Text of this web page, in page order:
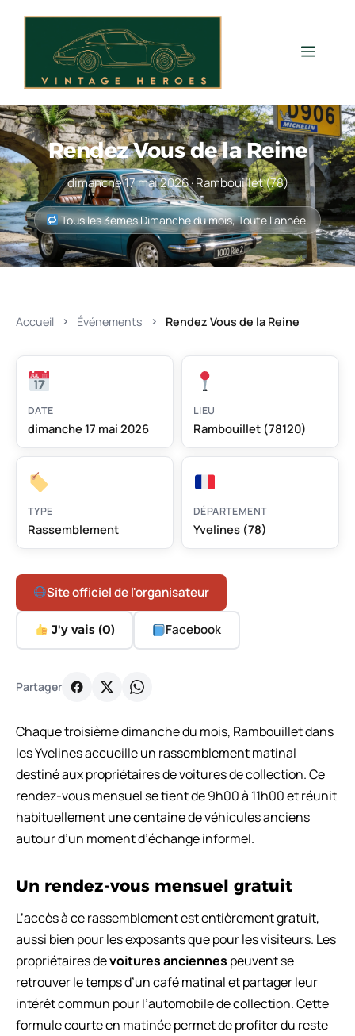
Menu
Rendez Vous de la Reine
dimanche 17 mai 2026 · Rambouillet (78)
Tous les 3èmes Dimanche du mois, Toute l'année.
Accueil Événements Rendez Vous de la Reine
DATE
dimanche 17 mai 2026
LIEU
Rambouillet (78120)
TYPE
Rassemblement
DÉPARTEMENT
Yvelines (78)
Site officiel de l'organisateur
J'y vais (0) Facebook
Partager
Chaque troisième dimanche du mois, Rambouillet dans
les Yvelines accueille un rassemblement matinal
destiné aux propriétaires de voitures de collection. Ce
rendez-vous mensuel se tient de 9h00 à 11h00 et réunit
habituellement une centaine de véhicules anciens
autour d’un moment d’échange informel.
Un rendez-vous mensuel gratuit
L’accès à ce rassemblement est entièrement gratuit,
aussi bien pour les exposants que pour les visiteurs. Les
propriétaires devoitures anciennes peuvent se
retrouver le temps d’un café matinal et partager leur
intérêt commun pour l’automobile de collection. Cette
formule courte en matinée permet de profiter du reste